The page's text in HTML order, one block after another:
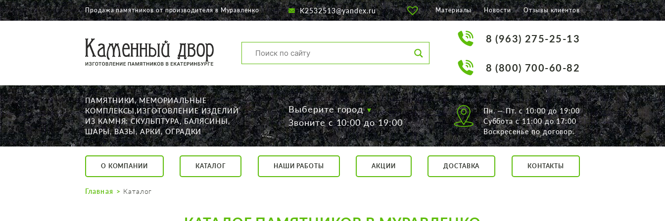
О КОМПАНИИ
КАТАЛОГ
НАШИ РАБОТЫ
АКЦИИ
ДОСТАВКА
КОНТАКТЫ
K2532513@yandex.ru
Екатеринбург, Щорса, 56
Продажа памятников от производителя в Муравленко K2532513@yandex.ru Материалы Новости Отзывы клиентов
8 (963) 275-25-13
8 (800) 700-60-82
ПАМЯТНИКИ, МЕМОРИАЛЬНЫЕ
КОМПЛЕКСЫ,ИЗГОТОВЛЕНИЕ ИЗДЕЛИЙ
ИЗ КАМНЯ: СКУЛЬПТУРА, БАЛЯСИНЫ,
ШАРЫ, ВАЗЫ, АРКИ, ОГРАДКИ
Выберите город
Звоните с 10:00 до 19:00
Пн. — Пт. с 10:00 до 19:00
Суббота с 11:00 до 17:00
Воскресенье по договор.
О КОМПАНИИ КАТАЛОГ НАШИ РАБОТЫ АКЦИИ ДОСТАВКА КОНТАКТЫ
Главная Каталог